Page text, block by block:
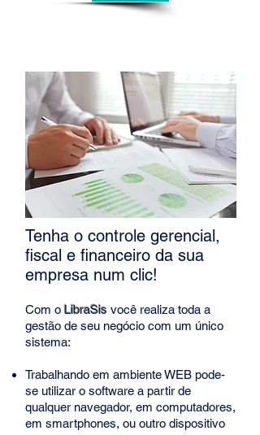
Tenha o controle gerencial,
fiscal e financeiro da sua
empresa num clic!
Com o LibraSis você realiza toda a
gestão de seu negócio com um único
sistema:
Trabalhando em ambiente WEB pode-
se utilizar o software a partir de
qualquer navegador, em computadores,
em smartphones, ou outro dispositivo